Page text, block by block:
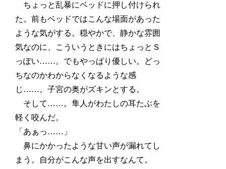
ちょっと乱暴にベッドに押し付けられ
た。前もベッドではこんな場面があった
ような気がする。穏やかで、静かな雰囲
気なのに、こういうときにはちょっとＳ
っぽい……。でもやっぱり優しい。どっ
ちなのかわからなくなるような感
じ……。子宮の奥がズキンとする。
そして……。隼人がわたしの耳たぶを
軽く咬んだ。
「あぁっ……」
鼻にかかったような甘い声が漏れてし
まう。自分がこんな声を出すなんて。